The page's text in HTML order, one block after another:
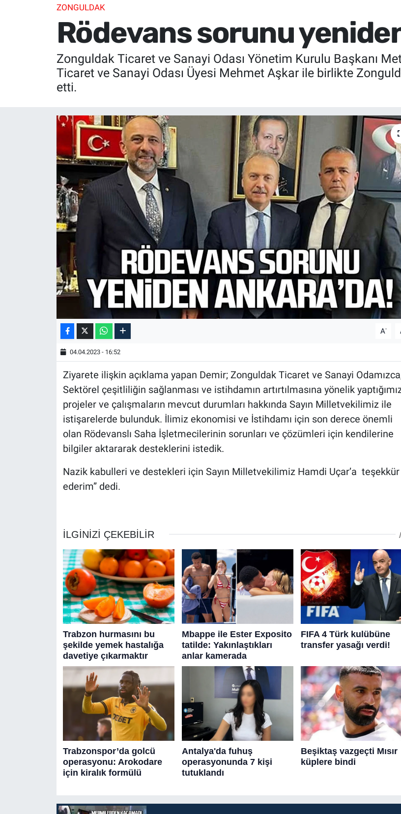
ZONGULDAK
Rödevans sorunu
Zonguldak Ticaret ve Sanayi Odası Yönetim Kurulu Başkanı
Ticaret ve Sanayi Odası Üyesi Mehmet Aşkar ile birlikte
etti.
A-
04.04.2023 - 16:52
Ziyarete ilişkin açıklama yapan Demir; Zonguldak Ticaret ve Sanayi
Sektörel çeşitliliğin sağlanması ve istihdamın artırtılmasına yönelik
projeler ve çalışmaların mevcut durumları hakkında Sayın Milletvekilimiz ile
istişarelerde bulunduk. İlimiz ekonomisi ve İstihdamı için son derece önemli
olan Rödevanslı Saha İşletmecilerinin sorunları ve çözümleri için kendilerine
bilgiler aktararak desteklerini istedik.
Nazik kabulleri ve destekleri için Sayın Milletvekilimiz Hamdi Uçar’a teşekkür
ederim” dedi.